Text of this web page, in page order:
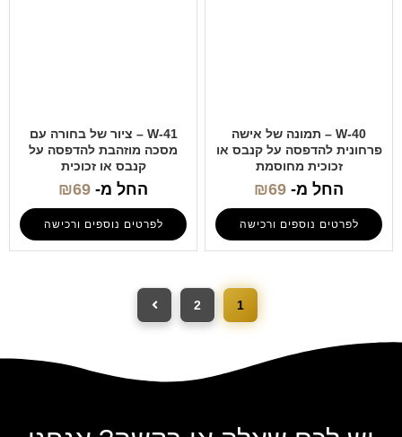
W-40 – תמונה של אישה
פרחונית להדפסה על קנבס או
זכוכית מחוסמת
החל מ- ₪69
לפרטים נוספים ורכישה
W-41 – ציור של בחורה עם
מסכה מוזהבת להדפסה על
קנבס או זכוכית
החל מ- ₪69
לפרטים נוספים ורכישה
1
2